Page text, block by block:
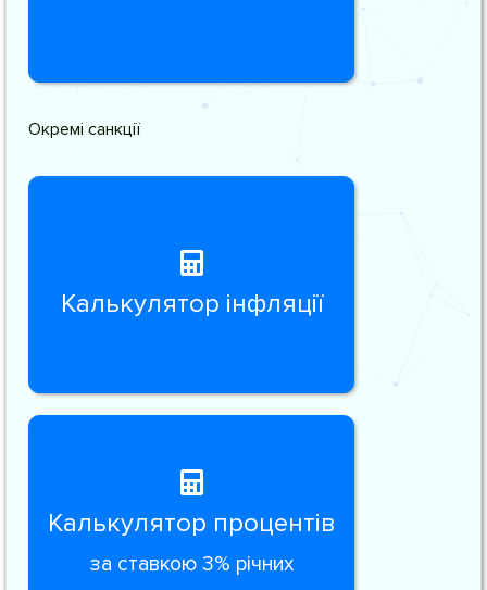
Окремі санкції
Калькулятор інфляції
Калькулятор процентів
за ставкою 3% річних